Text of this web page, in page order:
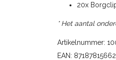
20x
* Het aantal
Artikelnummer:
EAN: